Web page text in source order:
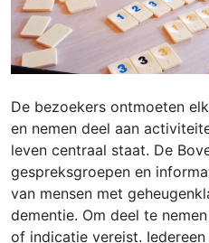
De bezoekers ontmoeten
en nemen deel aan
leven centraal staat. De
gespreksgroepen en
van mensen met
dementie. Om deel te
of indicatie vereist.